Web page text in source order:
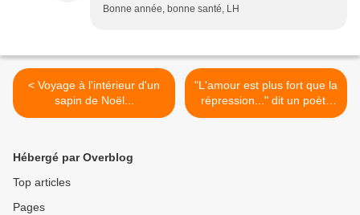
Bonne année, bonne santé, LH
< Voyage à l'intérieur d'un
sapin de Noël...
"L'amour est plus fort que la
répression..." dit un poète
russe... >
Hébergé par Overblog
Top articles
Pages